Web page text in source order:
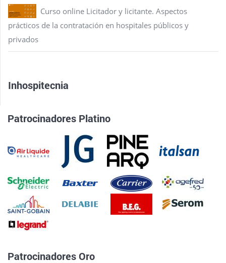
Curso online Licitador y licitante. Aspectos
prácticos de la contratación en hospitales públicos y
privados
Inhospitecnia
Patrocinadores Platino
Patrocinadores Oro